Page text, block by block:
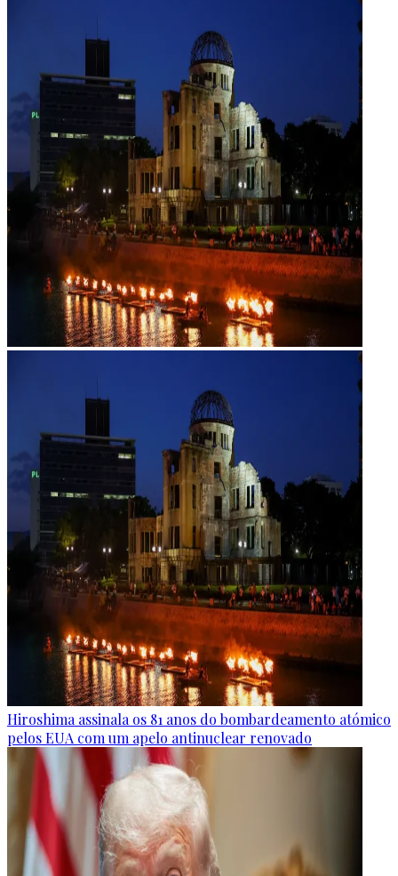
Hiroshima assinala os 81 anos do bombardeamento atómico
pelos EUA com um apelo antinuclear renovado